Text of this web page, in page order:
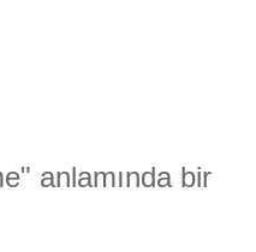
anlamında bir